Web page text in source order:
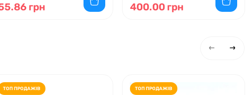
грн 400.00 грн
ТОП ПРОДАЖІВ ТОП ПРОДАЖІВ